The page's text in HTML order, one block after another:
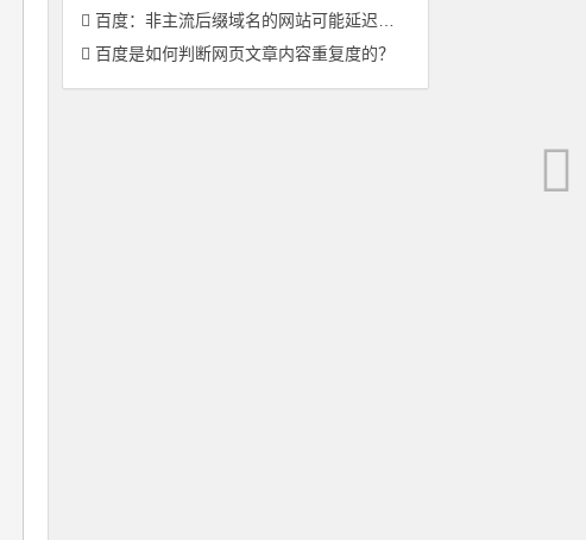
百度：非主流后缀域名的网站可能延迟收录
百度是如何判断网页文章内容重复度的？